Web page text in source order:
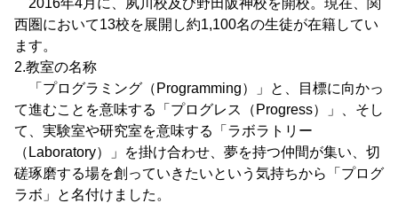
2016年4月に、夙川校及び野田阪神校を開校。現在、関
西圏において13校を展開し約1,100名の生徒が在籍してい
ます。
2.教室の名称
「プログラミング（Programming）」と、目標に向かっ
て進むことを意味する「プログレス（Progress）」、そし
て、実験室や研究室を意味する「ラボラトリー
（Laboratory）」を掛け合わせ、夢を持つ仲間が集い、切
磋琢磨する場を創っていきたいという気持ちから「プログ
ラボ」と名付けました。